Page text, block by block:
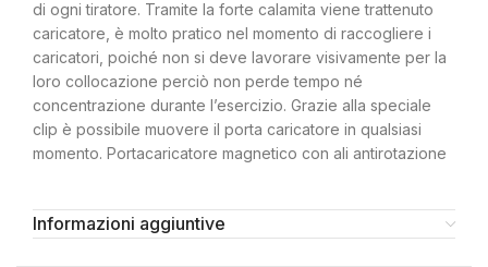
di ogni tiratore. Tramite la forte calamita viene trattenuto
caricatore, è molto pratico nel momento di raccogliere i
caricatori, poiché non si deve lavorare visivamente per la
loro collocazione perciò non perde tempo né
concentrazione durante l’esercizio. Grazie alla speciale
clip è possibile muovere il porta caricatore in qualsiasi
momento. Portacaricatore magnetico con ali antirotazione
Informazioni aggiuntive